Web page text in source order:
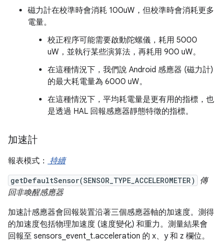
磁力計在校準時會消耗 100uW，但校準時會消耗更多
電量。
校正程序可能需要啟動陀螺儀，耗用 5000
uW，並執行某些演算法，再耗用 900 uW。
在這種情況下，我們說 Android 感應器 (磁力計)
的最大耗電量為 6000 uW。
在這種情況下，平均耗電量是更有用的指標，也
是透過 HAL 回報感應器靜態特徵的指標。
加速計
報表模式： 持續
getDefaultSensor(SENSOR_TYPE_ACCELEROMETER)
傳
回非喚醒感應器
加速計感應器會回報裝置沿著三個感應器軸的加速度。測得
的加速度包括物理加速度 (速度變化) 和重力。測量結果會
回報至 sensors_event_t.acceleration 的 x、y 和 z 欄位。